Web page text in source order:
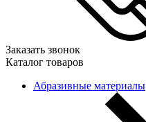
Заказать звонок
Каталог товаров
Абразивные материалы